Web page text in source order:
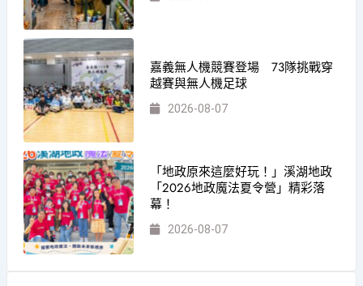
嘉義無人機競賽登場 73隊挑戰穿
越賽與無人機足球
2026-08-07
「地政原來這麼好玩！」溪湖地政
「2026地政魔法夏令營」精彩落
幕！
2026-08-07